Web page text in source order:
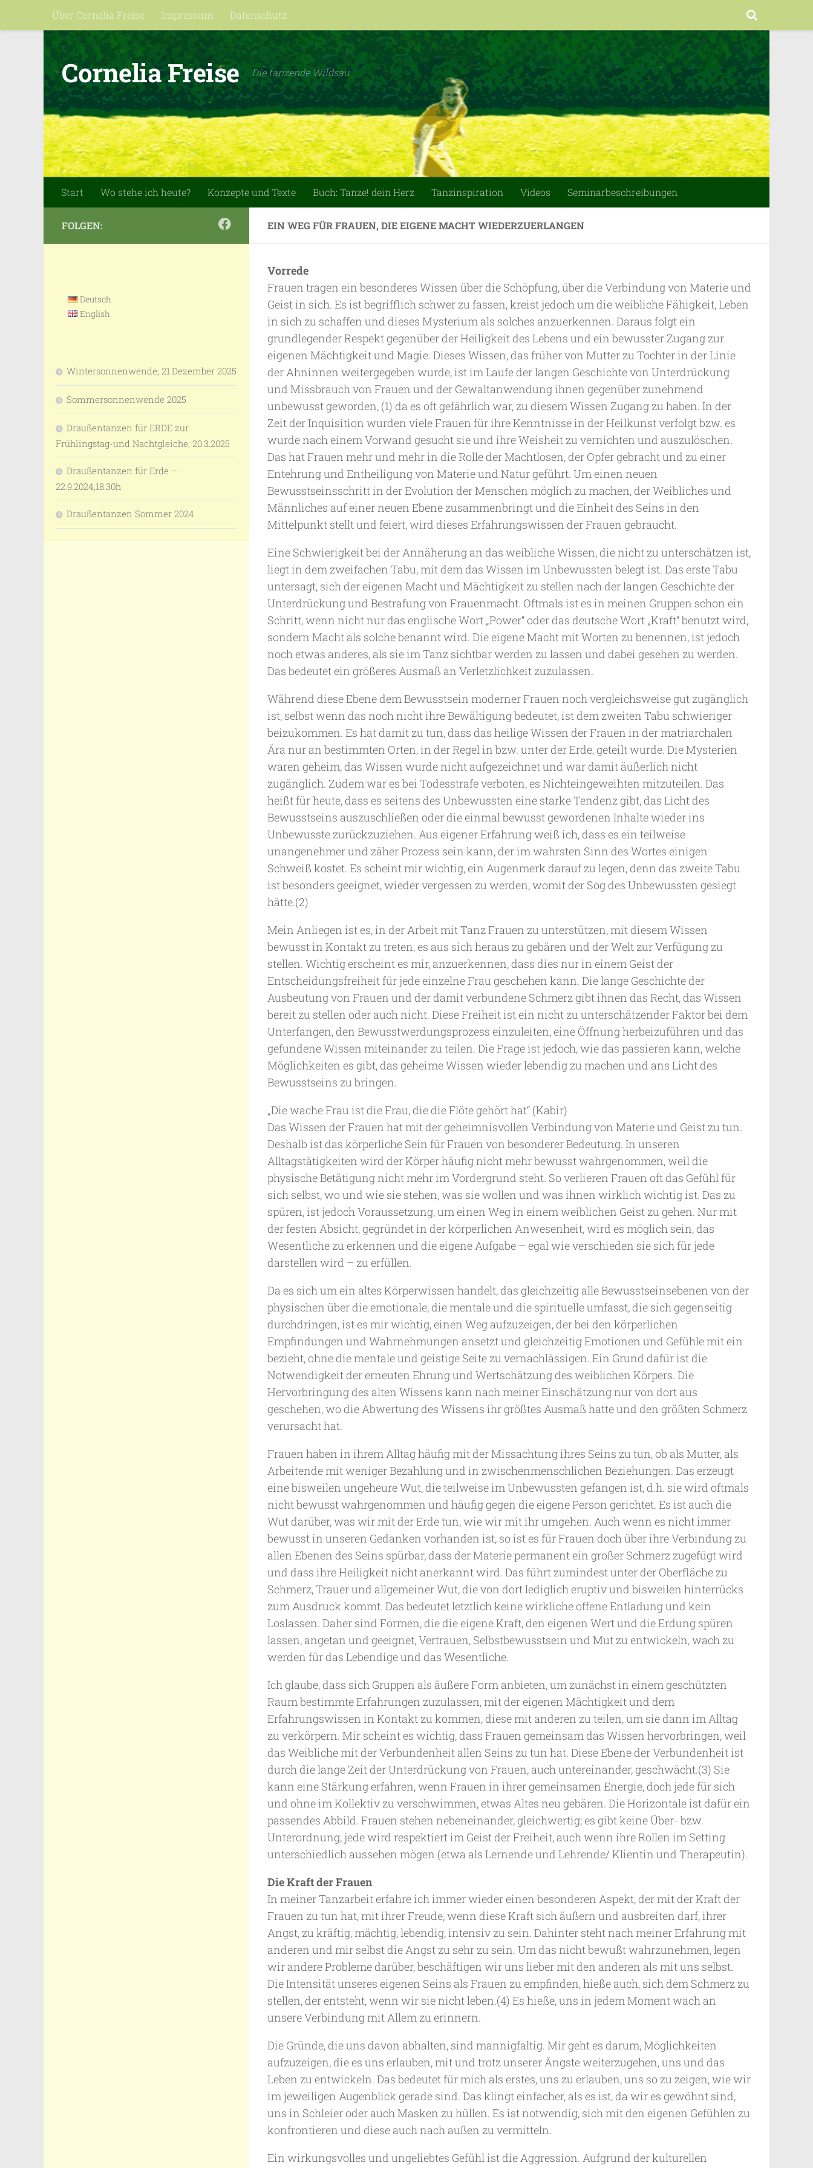
Zum Inhalt springen
Über Cornelia Freise Impressum Datenschutz
Cornelia Freise Die tanzende Wildsau
Start Wo stehe ich heute? Konzepte und Texte Buch: Tanze! dein Herz Tanzinspiration Videos Seminarbeschreibungen
EIN WEG FÜR FRAUEN, DIE EIGENE MACHT WIEDERZUERLANGEN
Vorrede
Frauen tragen ein besonderes Wissen über die Schöpfung, über die Verbindung von Materie und
Geist in sich. Es ist begrifflich schwer zu fassen, kreist jedoch um die weibliche Fähigkeit, Leben
in sich zu schaffen und dieses Mysterium als solches anzuerkennen. Daraus folgt ein
grundlegender Respekt gegenüber der Heiligkeit des Lebens und ein bewusster Zugang zur
eigenen Mächtigkeit und Magie. Dieses Wissen, das früher von Mutter zu Tochter in der Linie
der Ahninnen weitergegeben wurde, ist im Laufe der langen Geschichte von Unterdrückung
und Missbrauch von Frauen und der Gewaltanwendung ihnen gegenüber zunehmend
unbewusst geworden, (1) da es oft gefährlich war, zu diesem Wissen Zugang zu haben. In der
Zeit der Inquisition wurden viele Frauen für ihre Kenntnisse in der Heilkunst verfolgt bzw. es
wurde nach einem Vorwand gesucht sie und ihre Weisheit zu vernichten und auszulöschen.
Das hat Frauen mehr und mehr in die Rolle der Machtlosen, der Opfer gebracht und zu einer
Entehrung und Entheiligung von Materie und Natur geführt. Um einen neuen
Bewusstseinsschritt in der Evolution der Menschen möglich zu machen, der Weibliches und
Männliches auf einer neuen Ebene zusammenbringt und die Einheit des Seins in den
Mittelpunkt stellt und feiert, wird dieses Erfahrungswissen der Frauen gebraucht.
Eine Schwierigkeit bei der Annäherung an das weibliche Wissen, die nicht zu unterschätzen ist,
liegt in dem zweifachen Tabu, mit dem das Wissen im Unbewussten belegt ist. Das erste Tabu
untersagt, sich der eigenen Macht und Mächtigkeit zu stellen nach der langen Geschichte der
Unterdrückung und Bestrafung von Frauenmacht. Oftmals ist es in meinen Gruppen schon ein
Schritt, wenn nicht nur das englische Wort „Power“ oder das deutsche Wort „Kraft“ benutzt wird,
sondern Macht als solche benannt wird. Die eigene Macht mit Worten zu benennen, ist jedoch
noch etwas anderes, als sie im Tanz sichtbar werden zu lassen und dabei gesehen zu werden.
Das bedeutet ein größeres Ausmaß an Verletzlichkeit zuzulassen.
Während diese Ebene dem Bewusstsein moderner Frauen noch vergleichsweise gut zugänglich
ist, selbst wenn das noch nicht ihre Bewältigung bedeutet, ist dem zweiten Tabu schwieriger
beizukommen. Es hat damit zu tun, dass das heilige Wissen der Frauen in der matriarchalen
Ära nur an bestimmten Orten, in der Regel in bzw. unter der Erde, geteilt wurde. Die Mysterien
waren geheim, das Wissen wurde nicht aufgezeichnet und war damit äußerlich nicht
zugänglich. Zudem war es bei Todesstrafe verboten, es Nichteingeweihten mitzuteilen. Das
heißt für heute, dass es seitens des Unbewussten eine starke Tendenz gibt, das Licht des
Bewusstseins auszuschließen oder die einmal bewusst gewordenen Inhalte wieder ins
Unbewusste zurückzuziehen. Aus eigener Erfahrung weiß ich, dass es ein teilweise
unangenehmer und zäher Prozess sein kann, der im wahrsten Sinn des Wortes einigen
Schweiß kostet. Es scheint mir wichtig, ein Augenmerk darauf zu legen, denn das zweite Tabu
ist besonders geeignet, wieder vergessen zu werden, womit der Sog des Unbewussten gesiegt
hätte.(2)
Mein Anliegen ist es, in der Arbeit mit Tanz Frauen zu unterstützen, mit diesem Wissen
bewusst in Kontakt zu treten, es aus sich heraus zu gebären und der Welt zur Verfügung zu
stellen. Wichtig erscheint es mir, anzuerkennen, dass dies nur in einem Geist der
Entscheidungsfreiheit für jede einzelne Frau geschehen kann. Die lange Geschichte der
Ausbeutung von Frauen und der damit verbundene Schmerz gibt ihnen das Recht, das Wissen
bereit zu stellen oder auch nicht. Diese Freiheit ist ein nicht zu unterschätzender Faktor bei dem
Unterfangen, den Bewusstwerdungsprozess einzuleiten, eine Öffnung herbeizuführen und das
gefundene Wissen miteinander zu teilen. Die Frage ist jedoch, wie das passieren kann, welche
Möglichkeiten es gibt, das geheime Wissen wieder lebendig zu machen und ans Licht des
Bewusstseins zu bringen.
„Die wache Frau ist die Frau, die die Flöte gehört hat“ (Kabir)
Das Wissen der Frauen hat mit der geheimnisvollen Verbindung von Materie und Geist zu tun.
Deshalb ist das körperliche Sein für Frauen von besonderer Bedeutung. In unseren
Alltagstätigkeiten wird der Körper häufig nicht mehr bewusst wahrgenommen, weil die
physische Betätigung nicht mehr im Vordergrund steht. So verlieren Frauen oft das Gefühl für
sich selbst, wo und wie sie stehen, was sie wollen und was ihnen wirklich wichtig ist. Das zu
spüren, ist jedoch Voraussetzung, um einen Weg in einem weiblichen Geist zu gehen. Nur mit
der festen Absicht, gegründet in der körperlichen Anwesenheit, wird es möglich sein, das
Wesentliche zu erkennen und die eigene Aufgabe – egal wie verschieden sie sich für jede
darstellen wird – zu erfüllen.
Da es sich um ein altes Körperwissen handelt, das gleichzeitig alle Bewusstseinsebenen von der
physischen über die emotionale, die mentale und die spirituelle umfasst, die sich gegenseitig
durchdringen, ist es mir wichtig, einen Weg aufzuzeigen, der bei den körperlichen
Empfindungen und Wahrnehmungen ansetzt und gleichzeitig Emotionen und Gefühle mit ein
bezieht, ohne die mentale und geistige Seite zu vernachlässigen. Ein Grund dafür ist die
Notwendigkeit der erneuten Ehrung und Wertschätzung des weiblichen Körpers. Die
Hervorbringung des alten Wissens kann nach meiner Einschätzung nur von dort aus
geschehen, wo die Abwertung des Wissens ihr größtes Ausmaß hatte und den größten Schmerz
verursacht hat.
Frauen haben in ihrem Alltag häufig mit der Missachtung ihres Seins zu tun, ob als Mutter, als
Arbeitende mit weniger Bezahlung und in zwischenmenschlichen Beziehungen. Das erzeugt
eine bisweilen ungeheure Wut, die teilweise im Unbewussten gefangen ist, d.h. sie wird oftmals
nicht bewusst wahrgenommen und häufig gegen die eigene Person gerichtet. Es ist auch die
Wut darüber, was wir mit der Erde tun, wie wir mit ihr umgehen. Auch wenn es nicht immer
bewusst in unseren Gedanken vorhanden ist, so ist es für Frauen doch über ihre Verbindung zu
allen Ebenen des Seins spürbar, dass der Materie permanent ein großer Schmerz zugefügt wird
und dass ihre Heiligkeit nicht anerkannt wird. Das führt zumindest unter der Oberfläche zu
Schmerz, Trauer und allgemeiner Wut, die von dort lediglich eruptiv und bisweilen hinterrücks
zum Ausdruck kommt. Das bedeutet letztlich keine wirkliche offene Entladung und kein
Loslassen. Daher sind Formen, die die eigene Kraft, den eigenen Wert und die Erdung spüren
lassen, angetan und geeignet, Vertrauen, Selbstbewusstsein und Mut zu entwickeln, wach zu
werden für das Lebendige und das Wesentliche.
Ich glaube, dass sich Gruppen als äußere Form anbieten, um zunächst in einem geschützten
Raum bestimmte Erfahrungen zuzulassen, mit der eigenen Mächtigkeit und dem
Erfahrungswissen in Kontakt zu kommen, diese mit anderen zu teilen, um sie dann im Alltag
zu verkörpern. Mir scheint es wichtig, dass Frauen gemeinsam das Wissen hervorbringen, weil
das Weibliche mit der Verbundenheit allen Seins zu tun hat. Diese Ebene der Verbundenheit ist
durch die lange Zeit der Unterdrückung von Frauen, auch untereinander, geschwächt.(3) Sie
kann eine Stärkung erfahren, wenn Frauen in ihrer gemeinsamen Energie, doch jede für sich
und ohne im Kollektiv zu verschwimmen, etwas Altes neu gebären. Die Horizontale ist dafür ein
passendes Abbild. Frauen stehen nebeneinander, gleichwertig; es gibt keine Über- bzw.
Unterordnung, jede wird respektiert im Geist der Freiheit, auch wenn ihre Rollen im Setting
unterschiedlich aussehen mögen (etwa als Lernende und Lehrende/ Klientin und Therapeutin).
Die Kraft der Frauen
In meiner Tanzarbeit erfahre ich immer wieder einen besonderen Aspekt, der mit der Kraft der
Frauen zu tun hat, mit ihrer Freude, wenn diese Kraft sich äußern und ausbreiten darf, ihrer
Angst, zu kräftig, mächtig, lebendig, intensiv zu sein. Dahinter steht nach meiner Erfahrung mit
anderen und mir selbst die Angst zu sehr zu sein. Um das nicht bewußt wahrzunehmen, legen
wir andere Probleme darüber, beschäftigen wir uns lieber mit den anderen als mit uns selbst.
Die Intensität unseres eigenen Seins als Frauen zu empfinden, hieße auch, sich dem Schmerz zu
stellen, der entsteht, wenn wir sie nicht leben.(4) Es hieße, uns in jedem Moment wach an
unsere Verbindung mit Allem zu erinnern.
Die Gründe, die uns davon abhalten, sind mannigfaltig. Mir geht es darum, Möglichkeiten
aufzuzeigen, die es uns erlauben, mit und trotz unserer Ängste weiterzugehen, uns und das
Leben zu entwickeln. Das bedeutet für mich als erstes, uns zu erlauben, uns so zu zeigen, wie wir
im jeweiligen Augenblick gerade sind. Das klingt einfacher, als es ist, da wir es gewöhnt sind,
uns in Schleier oder auch Masken zu hüllen. Es ist notwendig, sich mit den eigenen Gefühlen zu
konfrontieren und diese auch nach außen zu vermitteln.
Ein wirkungsvolles und ungeliebtes Gefühl ist die Aggression. Aufgrund der kulturellen
FOLGEN:
Deutsch
English
Wintersonnenwende, 21.Dezember 2025
Sommersonnenwende 2025
Draußentanzen für ERDE zur
Frühlingstag-und Nachtgleiche, 20.3.2025
Draußentanzen für Erde –
22.9.2024,18.30h
Draußentanzen Sommer 2024